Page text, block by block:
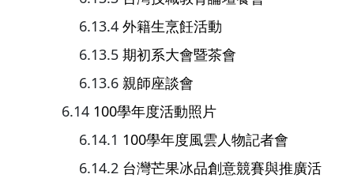
外籍生烹飪活動
期初系大會暨茶會
親師座談會
100學年度活動照片
100學年度風雲人物記者會
台灣芒果冰品創意競賽與推廣活